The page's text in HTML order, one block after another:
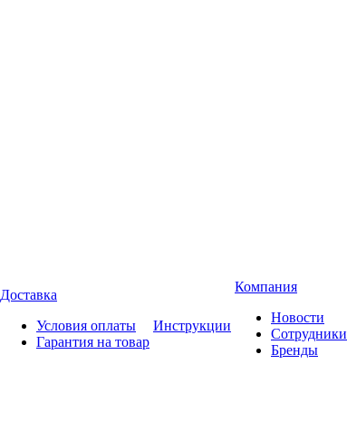
Доставка
Условия оплаты
Гарантия на товар
Инструкции
Компания
Новости
Сотрудники
Бренды